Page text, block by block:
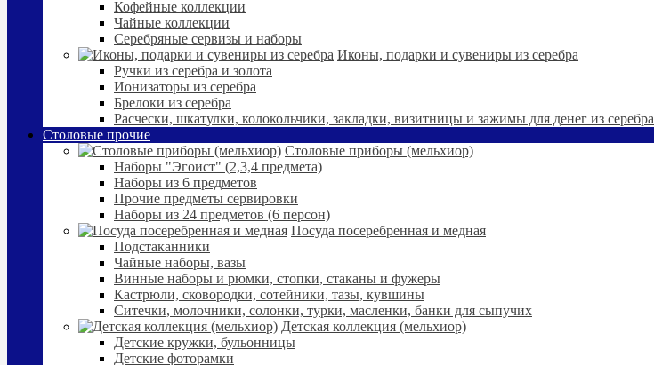
Кофейные коллекции
Чайные коллекции
Серебряные сервизы и наборы
Иконы, подарки и сувениры из серебра
Ручки из серебра и золота
Ионизаторы из серебра
Брелоки из серебра
Расчески, шкатулки, колокольчики, закладки, визитницы и зажимы для денег из серебра
Столовые прочие
Столовые приборы (мельхиор)
Наборы "Эгоист" (2,3,4 предмета)
Наборы из 6 предметов
Прочие предметы сервировки
Наборы из 24 предметов (6 персон)
Посуда посеребренная и медная
Подстаканники
Чайные наборы, вазы
Винные наборы и рюмки, стопки, стаканы и фужеры
Кастрюли, сковородки, сотейники, тазы, кувшины
Ситечки, молочники, солонки, турки, масленки, банки для сыпучих
Детская коллекция (мельхиор)
Детские кружки, бульонницы
Детские фоторамки